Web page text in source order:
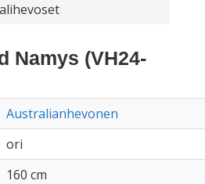
Namys (VH24-
Australianhevonen
ori
160 cm